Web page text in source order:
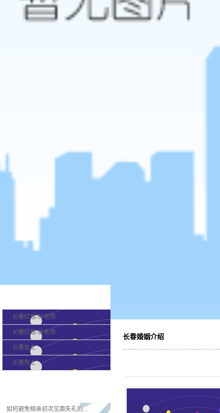
长春红娘-杜老师
长春红娘-张老师
长春女士
长春男士
如何避免相亲初次见面失礼的...
长春婚姻介绍